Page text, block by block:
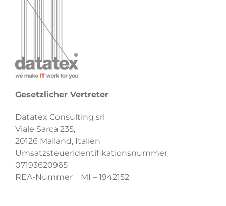
Gesetzlicher Vertreter
Datatex Consulting srl
Viale Sarca 235,
20126 Mailand, Italien
Umsatzsteueridentifikationsnummer
07193620965
REA-Nummer MI – 1942152